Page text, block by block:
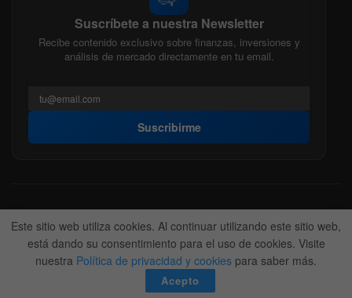
Suscríbete a nuestra Newsletter
Recibe contenido exclusivo sobre finanzas, inversiones y
análisis de mercado directamente en tu email.
Suscribirme
Acerca de nosotros Politica Editorial
Nuestro Equipo
Contactanos
Anunciate
© 2022-2026BitFinanzas- Hecho porTeam DM. 😎
Este sitio web utiliza cookies. Al continuar utilizando este sitio web,
está dando su consentimiento para el uso de cookies. Visite
nuestra Política de privacidad y cookies para saber más.
Acepto